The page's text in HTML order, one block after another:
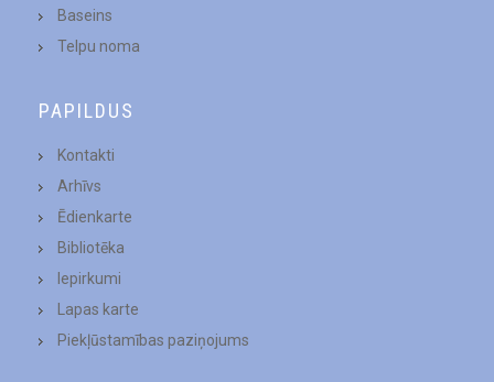
Baseins
Telpu noma
PAPILDUS
Kontakti
Arhīvs
Ēdienkarte
Bibliotēka
Iepirkumi
Lapas karte
Piekļūstamības paziņojums